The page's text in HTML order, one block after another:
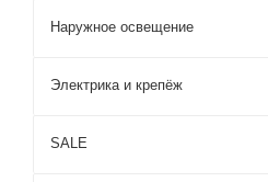
Наружное освещение
Электрика и крепёж
SALE